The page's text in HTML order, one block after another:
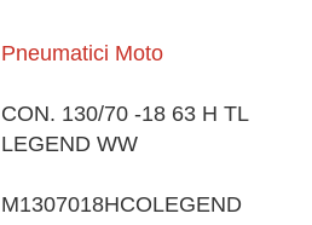
Pneumatici Moto
CON. 130/70 -18 63 H TL
LEGEND WW
M1307018HCOLEGEND